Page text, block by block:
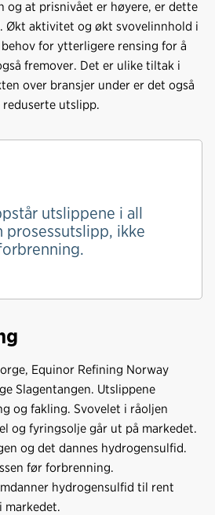
og at prisnivået er høyere, er dette
Økt aktivitet og økt svovelinnhold i
for ytterligere rensing for å
fremover. Det er ulike tiltak i
over bransjer under er det også
utslipp.
utslippene i all
prosessutslipp, ikke
Equinor Refining Norway
Slagentangen. Utslippene
og fakling. Svovelet i råoljen
og fyringsolje går ut på markedet.
og det dannes hydrogensulfid.
før forbrenning.
hydrogensulfid til rent
markedet.